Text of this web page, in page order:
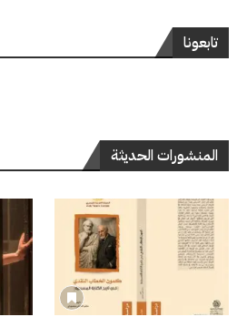
تابعونا
المنشورات الحديثة